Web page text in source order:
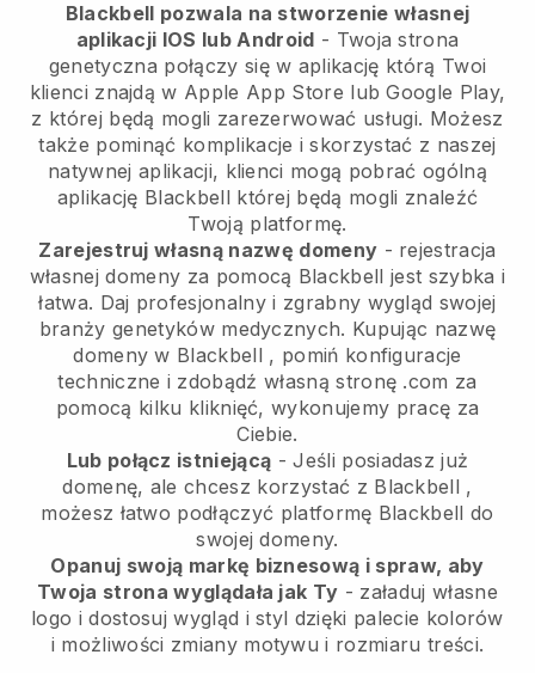
Blackbell pozwala na stworzenie własnej
aplikacji IOS lub Android - Twoja strona
genetyczna połączy się w aplikację którą Twoi
klienci znajdą w Apple App Store lub Google Play,
z której będą mogli zarezerwować usługi. Możesz
także pominąć komplikacje i skorzystać z naszej
natywnej aplikacji, klienci mogą pobrać ogólną
aplikację Blackbell której będą mogli znaleźć
Twoją platformę.
Zarejestruj własną nazwę domeny - rejestracja
własnej domeny za pomocą Blackbell jest szybka i
łatwa. Daj profesjonalny i zgrabny wygląd swojej
branży genetyków medycznych. Kupując nazwę
domeny w Blackbell , pomiń konfiguracje
techniczne i zdobądź własną stronę .com za
pomocą kilku kliknięć, wykonujemy pracę za
Ciebie.
Lub połącz istniejącą - Jeśli posiadasz już
domenę, ale chcesz korzystać z Blackbell ,
możesz łatwo podłączyć platformę Blackbell do
swojej domeny.
Opanuj swoją markę biznesową i spraw, aby
Twoja strona wyglądała jak Ty - załaduj własne
logo i dostosuj wygląd i styl dzięki palecie kolorów
i możliwości zmiany motywu i rozmiaru treści.